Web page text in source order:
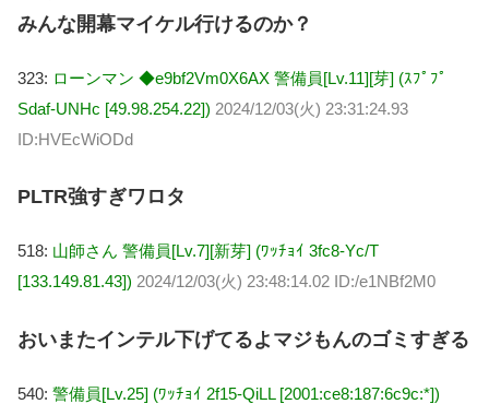
みんな開幕マイケル行けるのか？
323: ローンマン ◆e9bf2Vm0X6AX 警備員[Lv.11][芽] (ｽﾌﾟﾌﾟ
Sdaf-UNHc [49.98.254.22]) 2024/12/03(火) 23:31:24.93
ID:HVEcWiODd
PLTR強すぎワロタ
518: 山師さん 警備員[Lv.7][新芽] (ﾜｯﾁｮｲ 3fc8-Yc/T
[133.149.81.43]) 2024/12/03(火) 23:48:14.02 ID:/e1NBf2M0
おいまたインテル下げてるよマジもんのゴミすぎる
540: 警備員[Lv.25] (ﾜｯﾁｮｲ 2f15-QiLL [2001:ce8:187:6c9c:*])